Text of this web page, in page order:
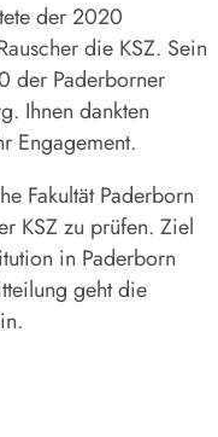
der 2020
die KSZ. Sein
der Paderborner
Ihnen dankten
Engagement.
Fakultät Paderborn
KSZ zu prüfen. Ziel
in Paderborn
geht die